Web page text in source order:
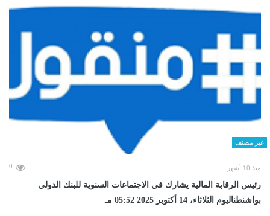
غير مصنف
منذ 10 أشهر 0
رئيس الرقابة المالية يشارك في الاجتماعات السنوية للبنك الدولي
بواشنطناليوم الثلاثاء، 14 أكتوبر 2025 05:52 مـ